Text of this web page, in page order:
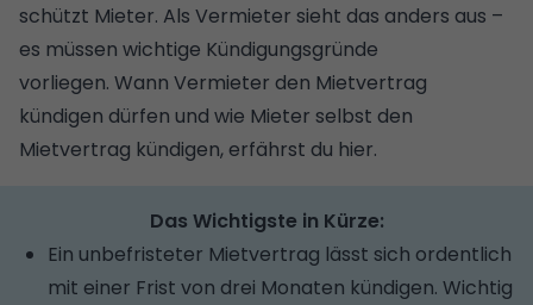
schützt Mieter. Als Vermieter sieht das anders aus –
es müssen wichtige Kündigungsgründe
vorliegen. Wann Vermieter den Mietvertrag
kündigen dürfen und wie Mieter selbst den
Mietvertrag kündigen, erfährst du hier.
Das Wichtigste in Kürze:
Ein unbefristeter Mietvertrag lässt sich ordentlich
mit einer Frist von drei Monaten kündigen. Wichtig